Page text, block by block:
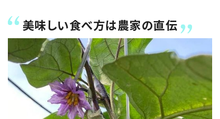
美味しい食べ方は農家の直伝